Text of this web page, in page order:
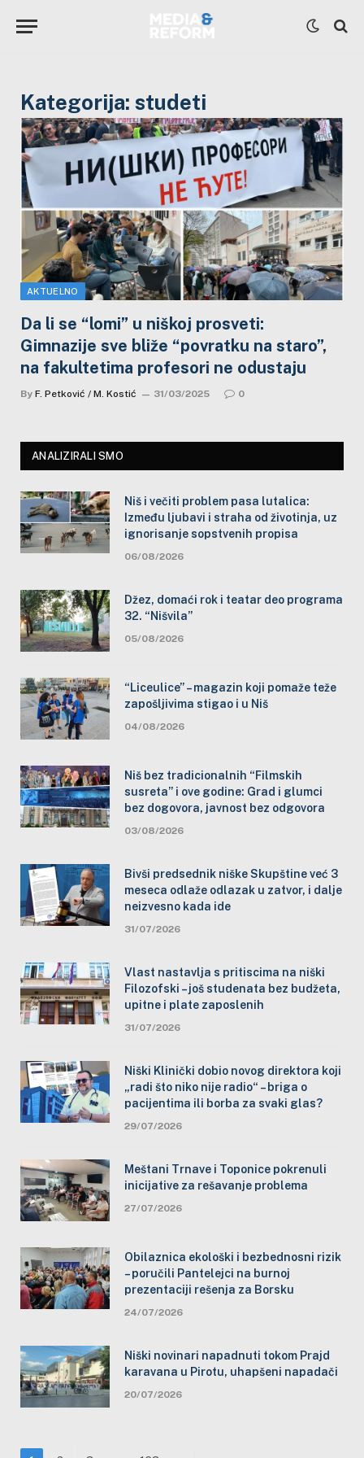
Kategorija: studeti
AKTUELNO
Da li se “lomi” u niškoj prosveti:
Gimnazije sve bliže “povratku na staro”,
na fakultetima profesori ne odustaju
By F. Petković / M. Kostić 31/03/2025 0
ANALIZIRALI SMO
Niš i večiti problem pasa lutalica:
Između ljubavi i straha od životinja, uz
ignorisanje sopstvenih propisa
06/08/2026
Džez, domaći rok i teatar deo programa
32. “Nišvila”
05/08/2026
“Liceulice” – magazin koji pomaže teže
zapošljivima stigao i u Niš
04/08/2026
Niš bez tradicionalnih “Filmskih
susreta” i ove godine: Grad i glumci
bez dogovora, javnost bez odgovora
03/08/2026
Bivši predsednik niške Skupštine već 3
meseca odlaže odlazak u zatvor, i dalje
neizvesno kada ide
31/07/2026
Vlast nastavlja s pritiscima na niški
Filozofski – još studenata bez budžeta,
upitne i plate zaposlenih
31/07/2026
Niški Klinički dobio novog direktora koji
„radi što niko nije radio“ – briga o
pacijentima ili borba za svaki glas?
29/07/2026
Meštani Trnave i Toponice pokrenuli
inicijative za rešavanje problema
27/07/2026
Obilaznica ekološki i bezbednosni rizik
– poručili Pantelejci na burnoj
prezentaciji rešenja za Borsku
24/07/2026
Niški novinari napadnuti tokom Prajd
karavana u Pirotu, uhapšeni napadači
20/07/2026